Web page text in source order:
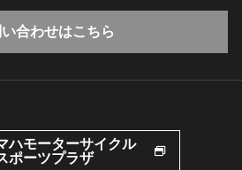
合わせはこちら
ハモーターサイクル
ポーツプラザ